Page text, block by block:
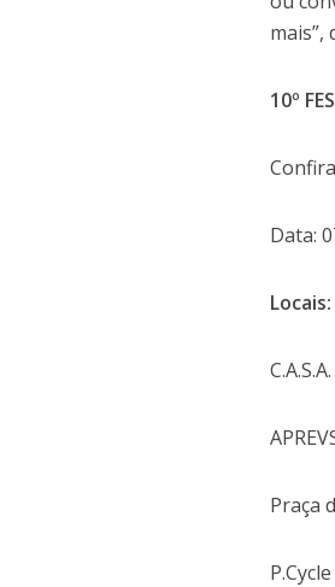
mais”,
10º
Data:
Locais:
Praça
P.Cycle